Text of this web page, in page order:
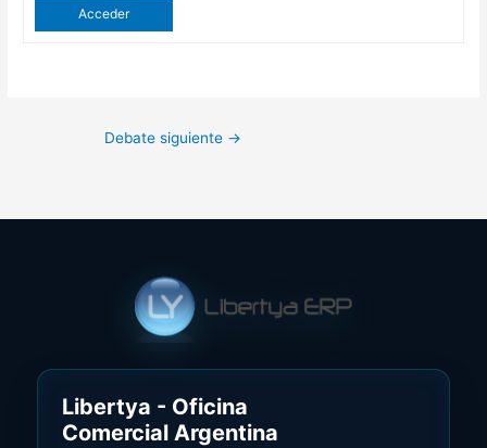
Acceder
Debate siguiente →
Libertya - Oficina
Comercial Argentina